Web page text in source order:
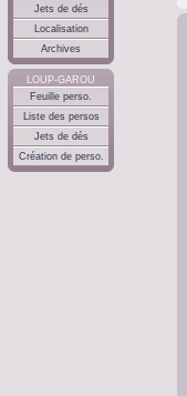
Jets de dés
Localisation
Archives
LOUP-GAROU
Feuille perso.
Liste des persos
Jets de dés
Création de perso.